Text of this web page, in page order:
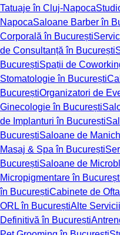
Tatuaje în Cluj-Napoca
NapocaSaloane Barber în
Corporală în București
de Consultanță în București
BucureștiSpații de
Stomatologie în București
BucureștiOrganizatori de
Ginecologie în București
de Implanturi în București
BucureștiSaloane de
Masaj & Spa în București
BucureștiSaloane de
Micropigmentare în
în BucureștiCabinete de
ORL în BucureștiAlte
Definitivă în București